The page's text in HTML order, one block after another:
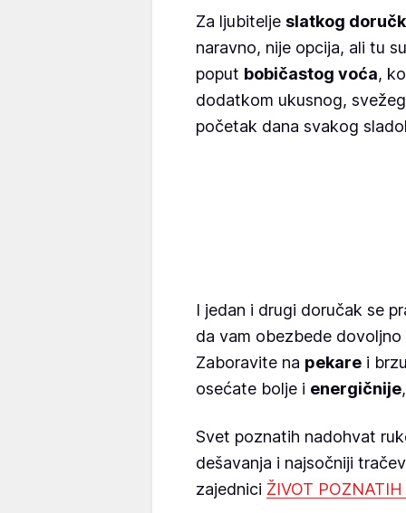
Za ljubitelje slatkog
naravno, nije opcija, ali tu
poput bobičastog voća,
dodatkom ukusnog,
početak dana svakog
I jedan i drugi doručak se
da vam obezbede
Zaboravite na pekare i
osećate bolje i energičnije
Svet poznatih nadohvat
dešavanja i najsočniji
zajednici ŽIVOT POZNATIH